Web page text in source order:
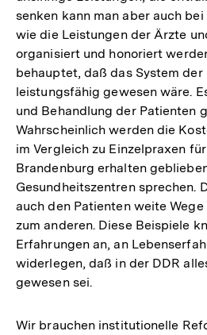
senken kann man aber auch
wie die Leistungen der Ärzte
organisiert und honoriert
behauptet, daß das System
leistungsfähig gewesen wäre.
und Behandlung der Patienten
Wahrscheinlich werden die
im Vergleich zu Einzelpraxen
Brandenburg erhalten
Gesundheitszentren sprechen.
auch den Patienten weite
zum anderen. Diese Beispiele
Erfahrungen an, an
widerlegen, daß in der DDR
gewesen sei.
Wir brauchen institutionelle